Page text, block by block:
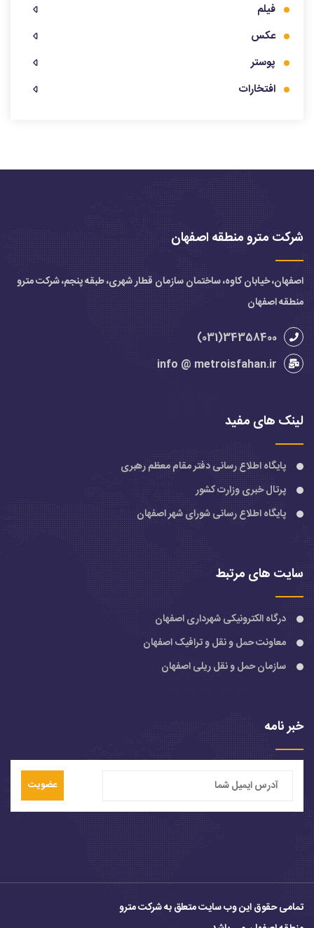
فیلم
عکس
پوستر
افتخارات
شرکت مترو منطقه اصفهان
اصفهان، خیابان کاوه، ساختمان سازمان قطار شهری، طبقه پنجم، شرکت مترو
منطقه اصفهان
34358400(031)
info @ metroisfahan.ir
لینک های مفید
پایگاه اطلاع رسانی دفتر مقام معظم رهبری
پرتال خبری وزارت کشور
پایگاه اطلاع رسانی شورای شهر اصفهان
سایت های مرتبط
درگاه الکترونیکی شهرداری اصفهان
معاونت حمل و نقل و ترافیک اصفهان
سازمان حمل و نقل ریلی اصفهان
خبر نامه
عضویت
تمامی حقوق این وب سایت متعلق به شرکت مترو